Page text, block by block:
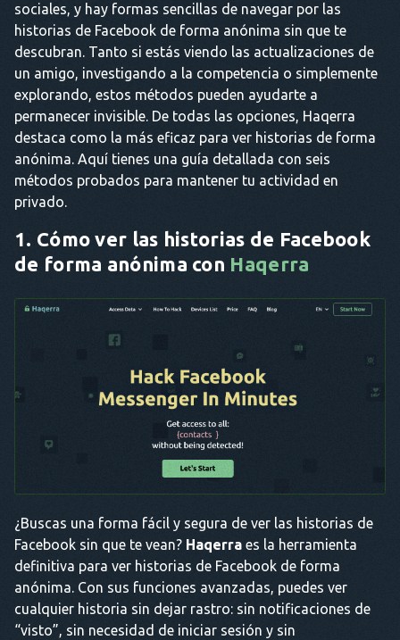
sociales, y hay formas sencillas de navegar por las
historias de Facebook de forma anónima sin que te
descubran. Tanto si estás viendo las actualizaciones de
un amigo, investigando a la competencia o simplemente
explorando, estos métodos pueden ayudarte a
permanecer invisible. De todas las opciones, Haqerra
destaca como la más eficaz para ver historias de forma
anónima. Aquí tienes una guía detallada con seis
métodos probados para mantener tu actividad en
privado.
1. Cómo ver las historias de Facebook
de forma anónima con Haqerra
¿Buscas una forma fácil y segura de ver las historias de
Facebook sin que te vean? Haqerra es la herramienta
definitiva para ver historias de Facebook de forma
anónima. Con sus funciones avanzadas, puedes ver
cualquier historia sin dejar rastro: sin notificaciones de
“visto”, sin necesidad de iniciar sesión y sin